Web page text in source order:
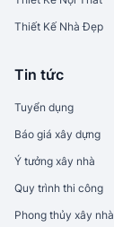
Thiết Kế Nhà Đẹp
Tin tức
Tuyển dụng
Báo giá xây dựng
Ý tưởng xây nhà
Quy trình thi công
Phong thủy xây nhà